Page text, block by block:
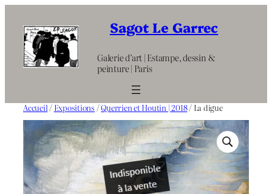
contenu
Sagot Le Garrec
Galerie d’art | Estampe, dessin &
peinture | Paris
Accueil / Expositions /Querrien et Houtin | 2018/ La digue